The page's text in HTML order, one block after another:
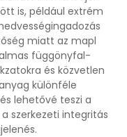
is, például extrém
miatt az mapl
függönyfal-
és közvetlen
különféle
lehetővé teszi a
szerkezeti integritás